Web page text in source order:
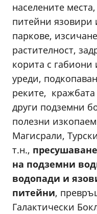
населените
питейни язовири
паркове,
растителност,
корита с
уреди,
реките, кражбата
други подземни
полезни
Магисрали,
т.н.,
на подземни
водопади и
питейни,
Галактически